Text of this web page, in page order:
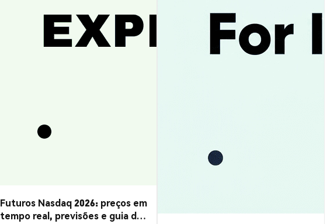
Futuros Nasdaq 2026: preços em
tempo real, previsões e guia de